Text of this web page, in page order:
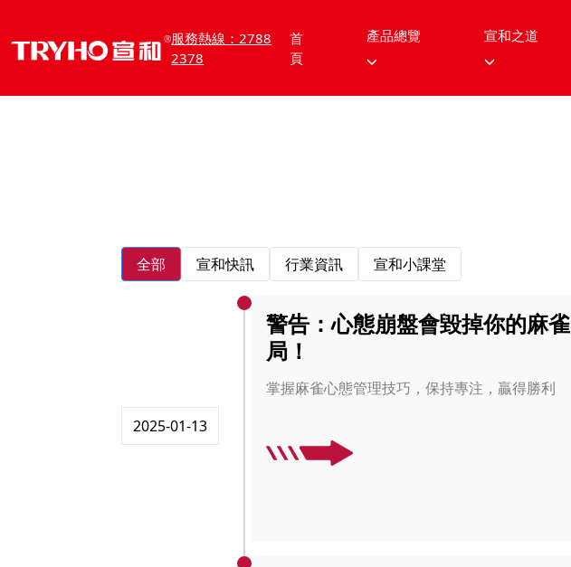
服務熱線：2788
2378
首
頁
產品總覽 宣和之道
全部 宣和快訊 行業資訊 宣和小課堂
2025-01-13
警告：心態崩盤會毀掉你的麻雀
局！
掌握麻雀心態管理技巧，保持專注，贏得勝利